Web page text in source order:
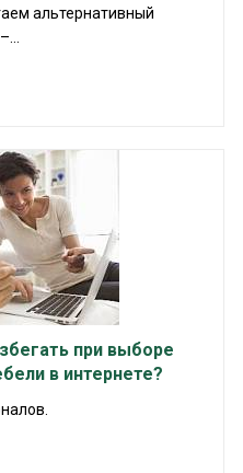
альтернативный
при выборе
в интернете?